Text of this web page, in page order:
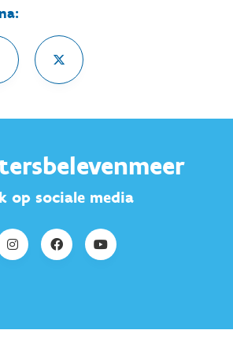
op sociale media